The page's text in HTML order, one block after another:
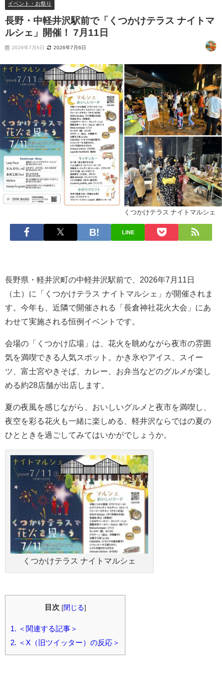
イベント・お祭り
長野・中軽井沢駅前で「くつかけテラス ナイトマ
ルシェ」開催！ 7月11日
2026年7月6日 2026年7月6日
くつかけテラス ナイトマルシェ
LINE
長野県・軽井沢町の中軽井沢駅前で、2026年7月11日
（土）に「くつかけテラス ナイトマルシェ」が開催されま
す。今年も、近隣で開催される「長倉神社花火大会」にあ
わせて実施される恒例イベントです。
会場の「くつかけ広場」は、花火を眺めながら夜市の雰囲
気を満喫できる人気スポット。かき氷やアイス、スイー
ツ、富士宮やきそば、カレー、お弁当などのグルメが楽し
める約28店舗が出店します。
夏の夜風を感じながら、おいしいグルメと夜市を満喫し、
夜空を彩る花火も一緒に楽しめる、軽井沢ならではの夏の
ひとときを過ごしてみてはいかがでしょうか。
くつかけテラス ナイトマルシェ
目次 [閉じる]
1.
＜関連する記事＞
2.
＜X（旧ツイッター）の反応＞